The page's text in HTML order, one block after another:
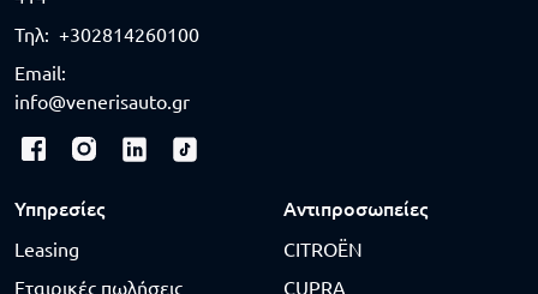
Τηλ: +302814260100
Email:
info@venerisauto.gr
Υπηρεσίες
Leasing
Εταιρικές πωλήσεις
Αντιπροσωπείες
CITROËN
CUPRA